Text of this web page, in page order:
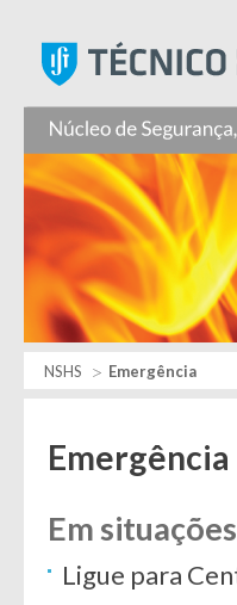
NSHS Emergência
Emergência
Em
Ligue para